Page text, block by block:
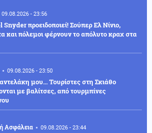
09.08.2026 - 23:56
προειδοποιεί! Σούπερ Ελ Νίνιο,
και πόλεμοι φέρνουν το απόλυτο κραχ στα
09.08.2026 - 23:50
μου... Τουρίστες στη Σκιάθο
με βαλίτσες, από τουρμπίνες
Ασφάλεια 09.08.2026 - 23:44